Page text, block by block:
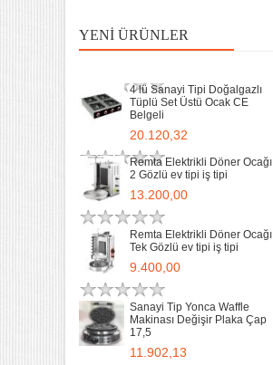
YENI ÜRÜNLER
Makinası Değişir Plaka Çap
17,5
4 lü Sanayi Tipi Doğalgazlı
Tüplü Set Üstü Ocak CE
Belgeli
20.120,32
Remta Elektrikli Döner Ocağı
2 Gözlü ev tipi iş tipi
13.200,00
Remta Elektrikli Döner Ocağı
Tek Gözlü ev tipi iş tipi
9.400,00
Sanayi Tip Yonca Waffle
Makinası Değişir Plaka Çap
17,5
11.902,13
32 Lik Kasap Et Kıyma
Makinası 220v Sanayi Tipi
31.850,00
Sanayi tipi Doğalgazlı Tüplü
Ce Belgeli Yer Ocağı Tek
Yanışlı Döküm